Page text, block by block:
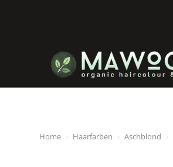
Home › Haarfarben › Aschblond ›